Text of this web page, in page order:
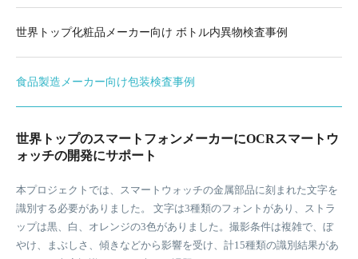
世界トップ化粧品メーカー向け ボトル内異物検査事例
食品製造メーカー向け包装検査事例
世界トップのスマートフォンメーカーにOCRスマートウ
ォッチの開発にサポート
本プロジェクトでは、スマートウォッチの金属部品に刻まれた文字を
識別する必要がありました。 文字は3種類のフォントがあり、ストラ
ップは黒、白、オレンジの3色がありました。撮影条件は複雑で、ぼ
やけ、まぶしさ、傾きなどから影響を受け、計15種類の識別結果があ
課題：異物の濃淡変動、発生位置のランダム性、局部撮影条件の不安
定さ。従来方式では複雑な欠陥特徴を安定検出不可能ですが、SMore
ViMoは動的異物を精密捕捉し対応しました。
るプロジェクトです。コア要件は、月餅の過不足（多餅・少餅）など
包装異常の高精度な識別です。 核心課題は：包装袋の形状が固定され
ない（内容物による圧迫・変形）、ランダムな光の反射が画像取得を
妨げる。従来手法では安定した判定が困難でしたが、SMore ViMoで